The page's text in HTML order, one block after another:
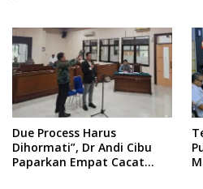
Due Process Harus
Dihormati”, Dr Andi Cibu
Paparkan Empat Cacat